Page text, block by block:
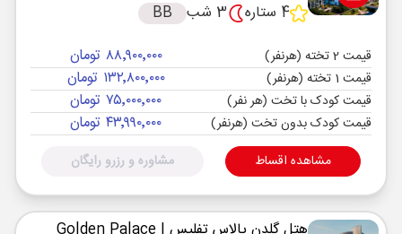
4 ستاره
3 شب BB
قیمت 2 تخته (هرنفر) ۸۸٬۹۰۰٬۰۰۰ تومان
قیمت 1 تخته (هرنفر) ۱۳۲٬۸۰۰٬۰۰۰ تومان
قیمت کودک با تخت (هر نفر) ۷۵٬۰۰۰٬۰۰۰ تومان
قیمت کودک بدون تخت (هرنفر) ۴۳٬۹۹۰٬۰۰۰ تومان
مشاهده اقساط مشاوره و رزرو رایگان